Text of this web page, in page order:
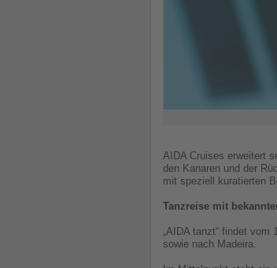
AIDA Cruises erweitert
den Kanaren und der
mit speziell kuratierten
Tanzreise mit
„AIDA tanzt“ findet
sowie nach Madeira.